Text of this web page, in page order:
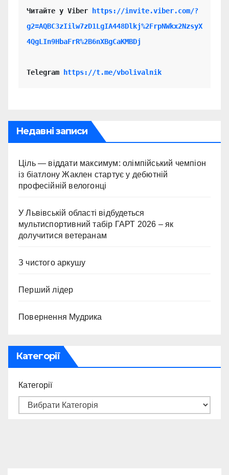
Читайте у Viber
https://invite.viber.com/?
g2=AQBC3zIilw7zD1LgIA448Dlkj%2FrpNWkx2NzsyX
4QgLIn9HbaFrR%2B6nXBgCaKMBDj
Telegram https://t.me/vbolivalnik
Недавні записи
Ціль — віддати максимум: олімпійський чемпіон
із біатлону Жаклен стартує у дебютній
професійній велогонці
У Львівській області відбудеться
мультиспортивний табір ГАРТ 2026 – як
долучитися ветеранам
З чистого аркушу
Перший лідер
Повернення Мудрика
Категорії
Категорії